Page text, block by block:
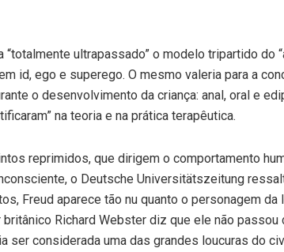
ultrapassado” o modelo tripartido do
id, ego e superego. O mesmo valeria para a
o desenvolvimento da criança: anal, oral e
na teoria e na prática terapêutica.
reprimidos, que dirigem o comportamento
o Deutsche Universitätszeitung
Freud aparece tão nu quanto o personagem da
Richard Webster diz que ele não passou
ser considerada uma das grandes loucuras do